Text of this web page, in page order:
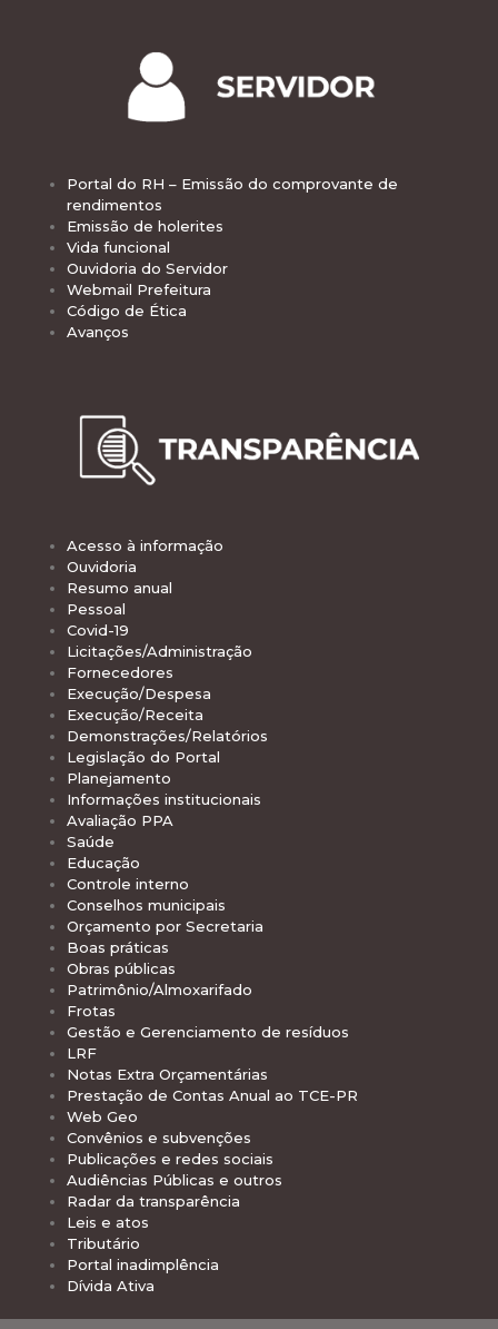
Portal do RH – Emissão do comprovante de
rendimentos
Emissão de holerites
Vida funcional
Ouvidoria do Servidor
Webmail Prefeitura
Código de Ética
Avanços
Acesso à informação
Ouvidoria
Resumo anual
Pessoal
Covid-19
Licitações/Administração
Fornecedores
Execução/Despesa
Execução/Receita
Demonstrações/Relatórios
Legislação do Portal
Planejamento
Informações institucionais
Avaliação PPA
Saúde
Educação
Controle interno
Conselhos municipais
Orçamento por Secretaria
Boas práticas
Obras públicas
Patrimônio/Almoxarifado
Frotas
Gestão e Gerenciamento de resíduos
LRF
Notas Extra Orçamentárias
Prestação de Contas Anual ao TCE-PR
Web Geo
Convênios e subvenções
Publicações e redes sociais
Audiências Públicas e outros
Radar da transparência
Leis e atos
Tributário
Portal inadimplência
Dívida Ativa